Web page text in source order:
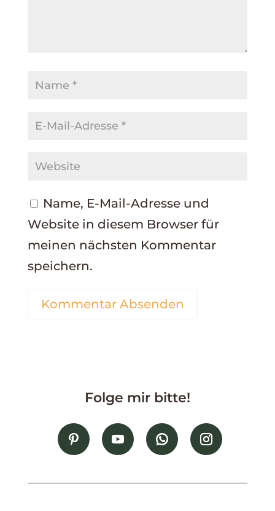
Name, E-Mail-Adresse und
Website in diesem Browser für
meinen nächsten Kommentar
speichern.
Kommentar Absenden
Folge mir bitte!